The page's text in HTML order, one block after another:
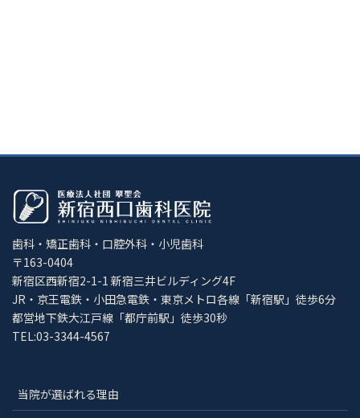
歯科・矯正歯科・口腔外科・小児歯科
〒163-0404
新宿区西新宿2-1-1 新宿三井ビルディング4F
JR・京王電鉄・小田急電鉄・東京メトロ各線「新宿駅」徒歩6分
都営地下鉄大江戸線「都庁前駅」徒歩30秒
TEL:03-3344-4567
当院が選ばれる理由